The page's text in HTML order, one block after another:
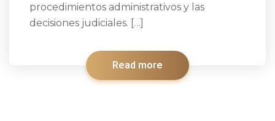
procedimientos administrativos y las
decisiones judiciales. […]
Read more